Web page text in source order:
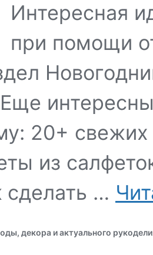
Интересная
при помощи
20+
из
сделать …
декора и актуального